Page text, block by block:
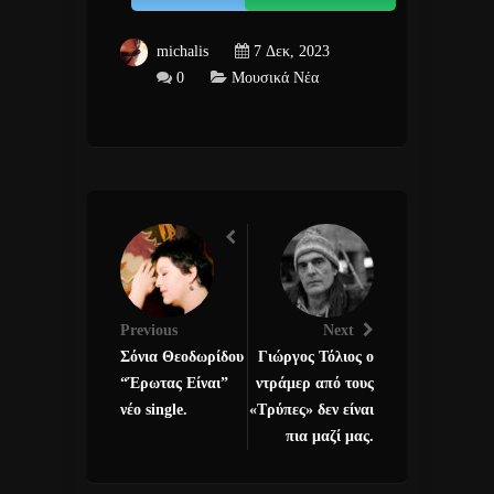
michalis
7 Δεκ, 2023
0
Μουσικά Νέα
Previous
Σόνια Θεοδωρίδου
“Έρωτας Είναι”
νέο single.
Next
Γιώργος Τόλιος ο
ντράμερ από τους
«Τρύπες» δεν είναι
πια μαζί μας.